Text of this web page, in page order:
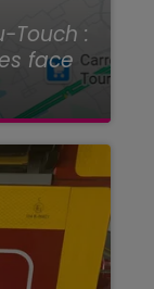
Touch :
face